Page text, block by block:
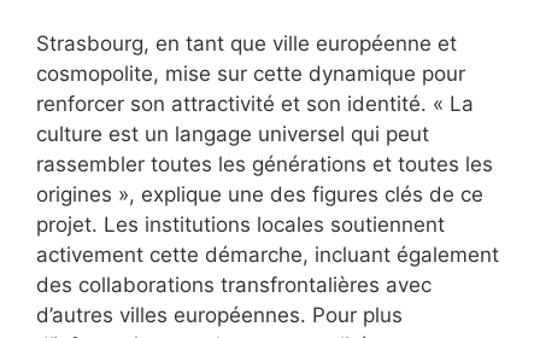
Strasbourg, en tant que ville européenne et
cosmopolite, mise sur cette dynamique pour
renforcer son attractivité et son identité. « La
culture est un langage universel qui peut
rassembler toutes les générations et toutes les
origines », explique une des figures clés de ce
projet. Les institutions locales soutiennent
activement cette démarche, incluant également
des collaborations transfrontalières avec
d’autres villes européennes. Pour plus